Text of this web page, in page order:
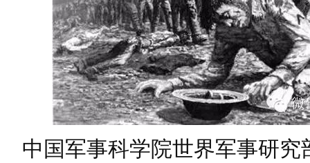
中国军事科学院世界军事研究